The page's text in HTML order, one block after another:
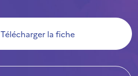
Télécharger la fiche